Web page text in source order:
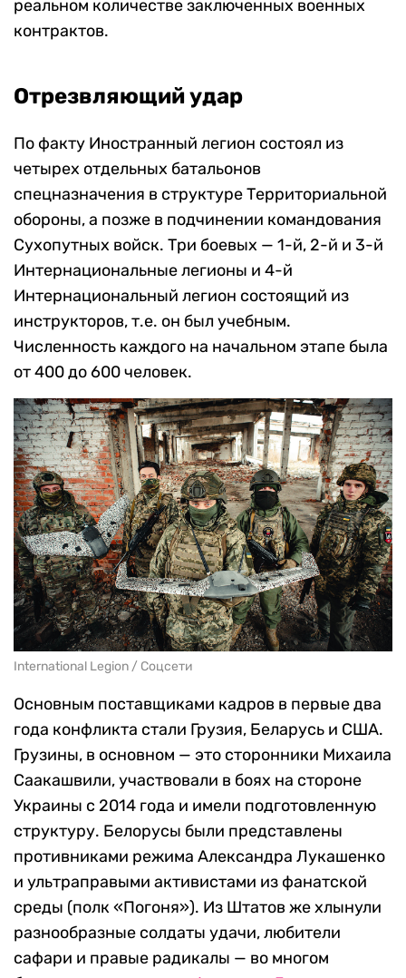
реальном количестве заключенных военных
контрактов.
Отрезвляющий удар
По факту Иностранный легион состоял из
четырех отдельных батальонов
спецназначения в структуре Территориальной
обороны, а позже в подчинении командования
Сухопутных войск. Три боевых — 1-й, 2-й и 3-й
Интернациональные легионы и 4-й
Интернациональный легион состоящий из
инструкторов, т.е. он был учебным.
Численность каждого на начальном этапе была
от 400 до 600 человек.
International Legion / Соцсети
Основным поставщиками кадров в первые два
года конфликта стали Грузия, Беларусь и США.
Грузины, в основном — это сторонники Михаила
Саакашвили, участвовали в боях на стороне
Украины с 2014 года и имели подготовленную
структуру. Белорусы были представлены
противниками режима Александра Лукашенко
и ультраправыми активистами из фанатской
среды (полк «Погоня»). Из Штатов же хлынули
разнообразные солдаты удачи, любители
сафари и правые радикалы — во многом